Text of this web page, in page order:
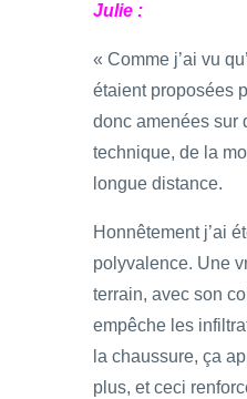
Julie :
« Comme j’ai vu
étaient proposées
donc amenées sur
technique, de la
longue distance.
Honnêtement j’ai
polyvalence. Une
terrain, avec son
empêche les
la chaussure, ça
plus, et ceci